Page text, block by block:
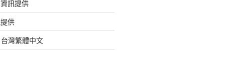
訊提供
供
灣繁體中文